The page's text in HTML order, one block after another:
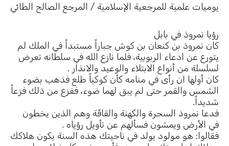
يوميات علمية للمرجعية الإسلامية / المرجع الصالح الطائي
رؤيا نمروذ في بابل
كان نمروذ بن كنعان بن كوش جباراً مستبداً في الملك لم
يتورع عن ادعاء الربوبية، فلما نازع الله في سلطانه تعرض
لسلسلة من أنواع الابتلاء والوعيد والانذار .
كان أولها ان رأى في منامه كأن كوكباً طلع فذهب بضوء
الشمس والقمر حتى لم يبق لهما ضوء، ففزع من ذلك فزعاً
شديداً.
فدعا نمروذ السحرة والكهنة والقافّة وهم الذين يخطون
في الأرض ويمشون فسألهم عن تأويل رؤياه .
فقالوا: هو مولود يولد في ناحيتك هذه السنة يكون هلاكك